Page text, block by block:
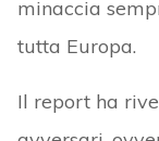
minaccia
tutta Europa.
Il report ha